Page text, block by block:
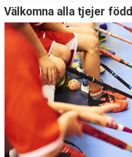
LEDARE / TRUPP
BILDGALLERI
DOKUMENT
Välkomna alla tjejer